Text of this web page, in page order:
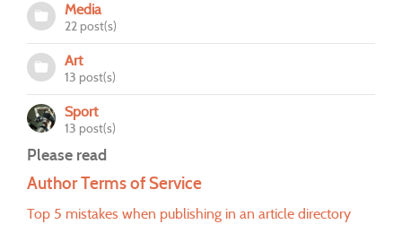
Media
22 post(s)
Art
13 post(s)
Sport
13 post(s)
Please read
Author Terms of Service
Top 5 mistakes when publishing in an article directory